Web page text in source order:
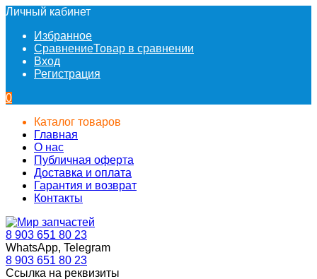
Личный кабинет
Избранное
СравнениеТовар в сравнении
Вход
Регистрация
0
Каталог товаров
Главная
О нас
Публичная оферта
Доставка и оплата
Гарантия и возврат
Контакты
8 903 651 80 23
WhatsApp, Telegram
8 903 651 80 23
Ссылка на реквизиты